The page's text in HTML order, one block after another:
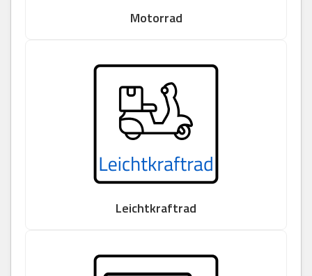
Motorrad
Leichtkraftrad